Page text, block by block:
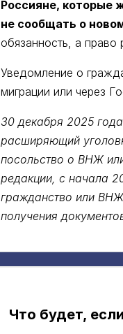
Россияне, которые
не сообщать о
обязанность, а право
Уведомление о
миграции или через
30 декабря 2025
расширяющий
посольство о ВНЖ
редакции, с начала
гражданство или
получения
Что будет,